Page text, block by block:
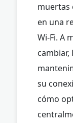
muertas
en una
Wi-Fi. A
cambiar,
su
cómo